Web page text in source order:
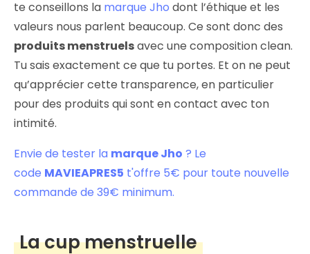
te conseillons la marque Jho dont l’éthique et les
valeurs nous parlent beaucoup. Ce sont donc des
produits menstruelsavec une composition clean.
Tu sais exactement ce que tu portes. Et on ne peut
qu’apprécier cette transparence, en particulier
pour des produits qui sont en contact avec ton
intimité.
Envie de tester la marque Jho ? Le
code MAVIEAPRES5 t'offre 5€ pour toute nouvelle
commande de 39€ minimum.
La cup menstruelle